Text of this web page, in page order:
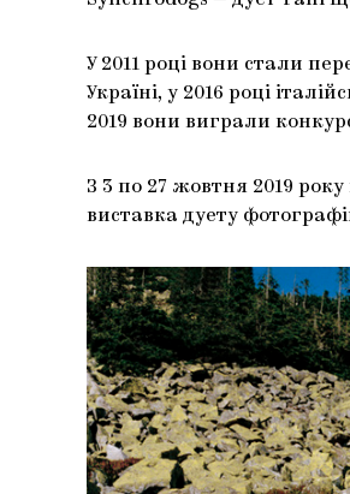
У 2011 році вони стали
Україні, у 2016 році
2019 вони виграли
З 3 по 27 жовтня 2019
виставка дуету